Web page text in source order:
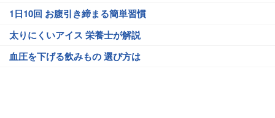
1日10回 お腹引き締まる簡単習慣
太りにくいアイス 栄養士が解説
血圧を下げる飲みもの 選び方は